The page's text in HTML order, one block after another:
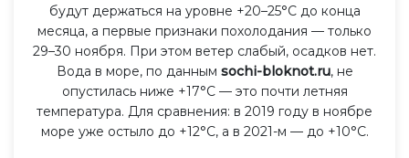
будут держаться на уровне +20–25°C до конца
месяца, а первые признаки похолодания — только
29–30 ноября. При этом ветер слабый, осадков нет.
Вода в море, по данным sochi-bloknot.ru, не
опустилась ниже +17°C — это почти летняя
температура. Для сравнения: в 2019 году в ноябре
море уже остыло до +12°C, а в 2021-м — до +10°C.